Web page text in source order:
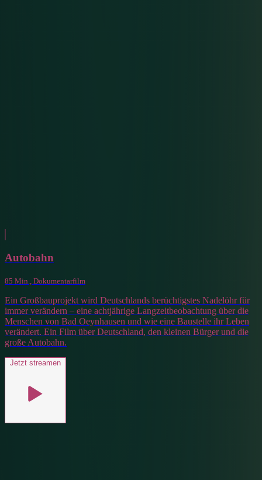
Autobahn
85 Min., Dokumentarfilm
Ein Großbauprojekt wird Deutschlands berüchtigstes Nadelöhr für
immer verändern – eine achtjährige Langzeitbeobachtung über die
Menschen von Bad Oeynhausen und wie eine Baustelle ihr Leben
verändert. Ein Film über Deutschland, den kleinen Bürger und die
große Autobahn.
Jetzt streamen